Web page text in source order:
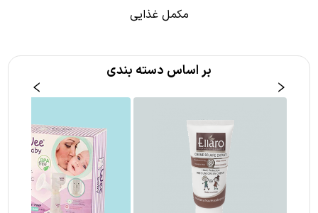
مکمل غذایی
بر اساس دسته بندی